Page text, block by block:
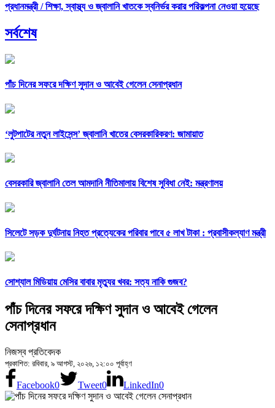
প্রধানমন্ত্রী /শিক্ষা, স্বাস্থ্য ও জ্বালানি খাতকে স্বনির্ভর করার পরিকল্পনা নেওয়া হয়েছে
সর্বশেষ
পাঁচ দিনের সফরে দক্ষিণ সুদান ও আবেই গেলেন সেনাপ্রধান
‘লুটপাটের নতুন লাইসেন্স’ জ্বালানি খাতের বেসরকারিকরণ: জামায়াত
বেসরকারি জ্বালানি তেল আমদানি নীতিমালায় বিশেষ সুবিধা নেই: মন্ত্রণালয়
সিলেটে সড়ক দুর্ঘটনায় নিহত প্রত্যেকের পরিবার পাবে ৫ লাখ টাকা : প্রবাসীকল্যাণ মন্ত্রী
সোশ্যাল মিডিয়ায় মেসির বাবার মৃত্যুর খবর: সত্য নাকি গুজব?
পাঁচ দিনের সফরে দক্ষিণ সুদান ও আবেই গেলেন
সেনাপ্রধান
নিজস্ব প্রতিবেদক
প্রকাশিত: রবিবার, ৯ আগস্ট, ২০২৬, ১২:০০ পূর্বাহ্ণ
Facebook0 Tweet0 LinkedIn0